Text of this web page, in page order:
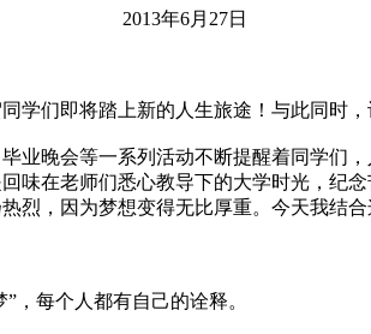
2013年6月27日
们即将踏上新的人生旅途！与此同时，
晚会等一系列活动不断提醒着同学们
味在老师们悉心教导下的大学时光，纪
烈，因为梦想变得无比厚重。今天我结合
每个人都有自己的诠释。